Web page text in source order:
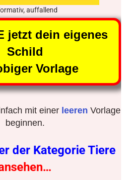
auffallend
jetzt dein eigenes
Schild
Vorlage
mit einer leeren Vorlage
beginnen.
der Kategorie Tiere